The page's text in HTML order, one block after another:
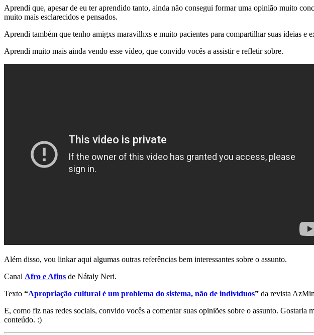
Aprendi que, apesar de eu ter aprendido tanto, ainda não consegui formar uma opinião muito
muito mais esclarecidos e pensados.
Aprendi também que tenho amigxs maravilhxs e muito pacientes para compartilhar suas ideias
Aprendi muito mais ainda vendo esse vídeo, que convido vocês a assistir e refletir sobre.
Além disso, vou linkar aqui algumas outras referências bem interessantes sobre o assunto.
Canal Afro e Afins de Nátaly Neri.
Texto “Apropriação cultural é um problema do sistema, não de indivíduos” da revista
E, como fiz nas redes sociais, convido vocês a comentar suas opiniões sobre o assunto.
conteúdo. :)